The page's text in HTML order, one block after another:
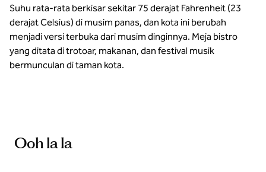
Suhu rata-rata berkisar sekitar 75 derajat Fahrenheit (23
derajat Celsius) di musim panas, dan kota ini berubah
menjadi versi terbuka dari musim dinginnya. Meja bistro
yang ditata di trotoar, makanan, dan festival musik
bermunculan di taman kota.
Ooh la la